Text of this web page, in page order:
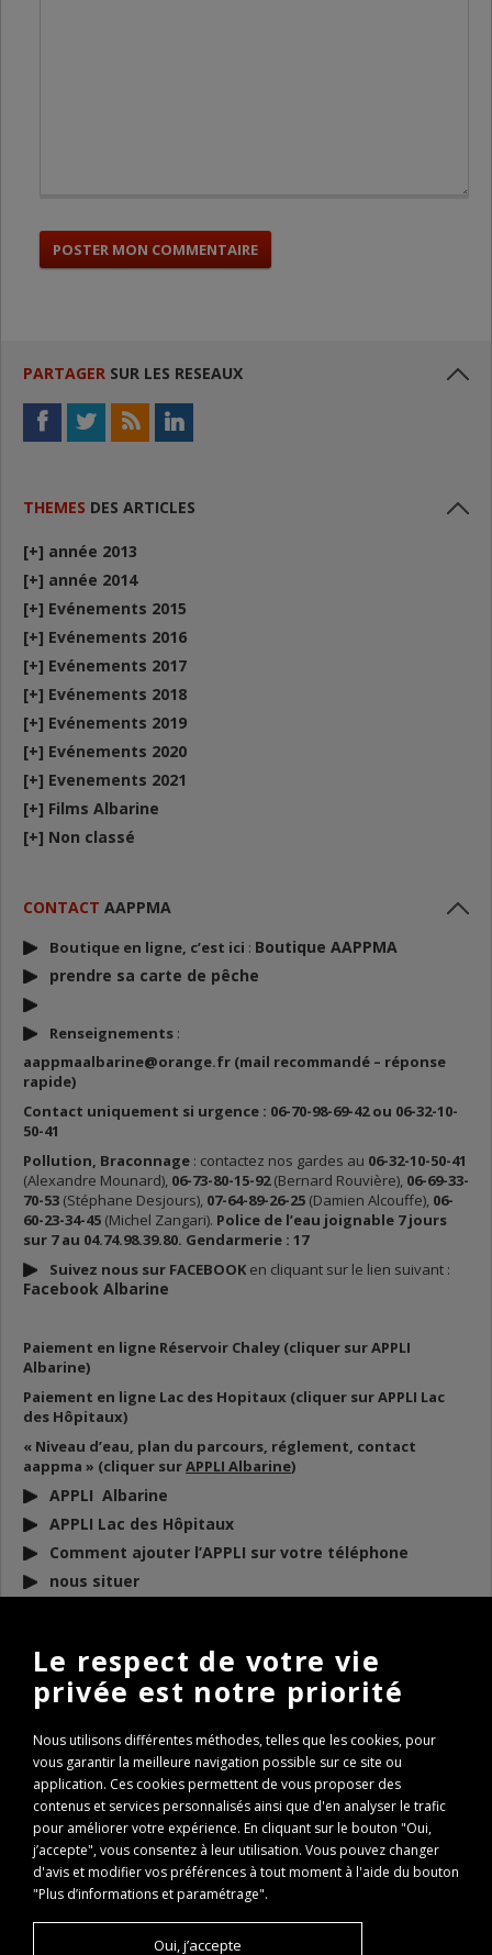
PARTAGER SUR LES RESEAUX
THEMES DES ARTICLES
[+] année 2013
[+] année 2014
[+] Evénements 2015
[+] Evénements 2016
[+] Evénements 2017
[+] Evénements 2018
[+] Evénements 2019
[+] Evénements 2020
[+] Evenements 2021
[+] Films Albarine
[+] Non classé
CONTACT AAPPMA
Boutique en ligne, c’est ici : Boutique AAPPMA
prendre sa carte de pêche
Renseignements :
aappmaalbarine@orange.fr (mail recommandé – réponse
rapide)
Contact uniquement si urgence : 06-70-98-69-42 ou 06-32-10-
50-41
Pollution, Braconnage : contactez nos gardes au 06-32-10-50-41
(Alexandre Mounard), 06-73-80-15-92(Bernard Rouvière), 06-69-33-
70-53 (Stéphane Desjours), 07-64-89-26-25 (Damien Alcouffe), 06-
60-23-34-45 (Michel Zangari). Police de l’eau joignable 7 jours
sur 7 au 04.74.98.39.80. Gendarmerie : 17
Suivez nous sur FACEBOOK en cliquant sur le lien suivant :
Facebook Albarine
Paiement en ligne Réservoir Chaley (cliquer sur APPLI
Albarine)
Paiement en ligne Lac des Hopitaux (cliquer sur APPLI Lac
des Hôpitaux)
« Niveau d’eau, plan du parcours, réglement, contact
aappma » (cliquer surAPPLI Albarine)
APPLI Albarine
APPLI Lac des Hôpitaux
Comment ajouter l’APPLI sur votre téléphone
nous situer
DOCUMENTS À TÉLÉCHARGER
BULLETIN D’INFO 2026
ARP 2026
Conseils de remise à l’eau des poissons
Règlementation Lac des Hôpitaux 2026
Fenêtre de capture Brochet
Expertise Travaux Torcieu 2022
PASS REGION : comment l’obtenir ?
PASS REGION Remboursement
Le respect de votre vie
privée est notre priorité
Nous utilisons différentes méthodes, telles que les cookies, pour
vous garantir la meilleure navigation possible sur ce site ou
application. Ces cookies permettent de vous proposer des
contenus et services personnalisés ainsi que d'en analyser le trafic
pour améliorer votre expérience. En cliquant sur le bouton "Oui,
j’accepte", vous consentez à leur utilisation. Vous pouvez changer
d'avis et modifier vos préférences à tout moment à l'aide du bouton
"Plus d’informations et paramétrage".
Oui, j’accepte